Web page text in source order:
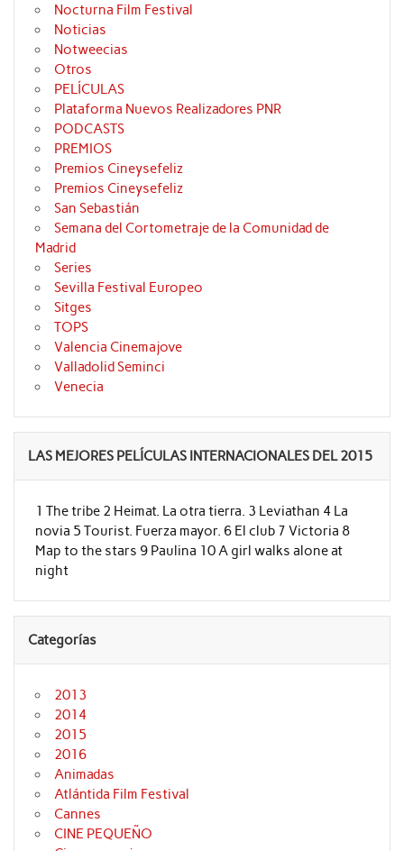
Nocturna Film Festival
Noticias
Notweecias
Otros
PELÍCULAS
Plataforma Nuevos Realizadores PNR
PODCASTS
PREMIOS
Premios Cineysefeliz
Premios Cineysefeliz
San Sebastián
Semana del Cortometraje de la Comunidad de
Madrid
Series
Sevilla Festival Europeo
Sitges
TOPS
Valencia Cinemajove
Valladolid Seminci
Venecia
LAS MEJORES PELÍCULAS INTERNACIONALES DEL 2015
1 The tribe 2 Heimat. La otra tierra. 3 Leviathan 4 La
novia 5 Tourist. Fuerza mayor. 6 El club 7 Victoria 8
Map to the stars 9 Paulina 10 A girl walks alone at
night
Categorías
2013
2014
2015
2016
Animadas
Atlántida Film Festival
Cannes
CINE PEQUEÑO